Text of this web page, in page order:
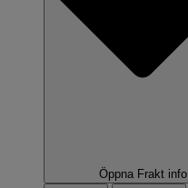
Öppna Frakt info